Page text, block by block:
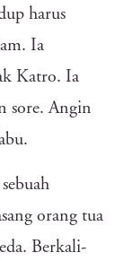
harus
Ia
Katro. Ia
sore. Angin
orang tua
Berkali-